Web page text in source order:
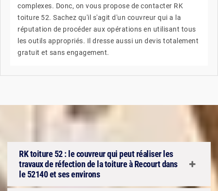
complexes. Donc, on vous propose de contacter RK
toiture 52. Sachez qu'il s'agit d'un couvreur qui a la
réputation de procéder aux opérations en utilisant tous
les outils appropriés. Il dresse aussi un devis totalement
gratuit et sans engagement.
RK toiture 52 : le couvreur qui peut réaliser les
travaux de réfection de la toiture à Recourt dans
le 52140 et ses environs